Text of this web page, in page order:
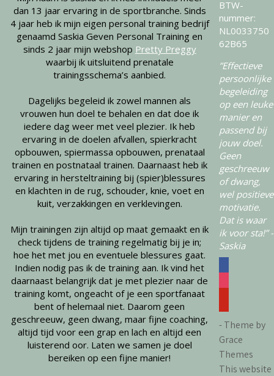
dan 13 jaar ervaring in de sportbranche. Sinds
4 jaar heb ik mijn eigen personal training bedrijf
genaamd Saskia Geven Personal Training en
sinds 2 jaar mijn webshop Pretty Preggy
waarbij ik uitsluitend prenatale
trainingsschema’s aanbied.
Dagelijks begeleid ik zowel mannen als
vrouwen hun doel te behalen en dat doe ik
iedere dag weer met veel plezier. Ik heb
ervaring in de doelen afvallen, spierkracht
opbouwen, spiermassa opbouwen, prenataal
trainen en postnataal trainen. Daarnaast heb ik
ervaring in hersteltraining bij (spier)blessures
en klachten in de rug, schouder, knie, voet en
kuit, verzakkingen en verklevingen.
Mijn trainingen zijn altijd op maat gemaakt en ik
check tijdens de training regelmatig bij je in;
hoe het met jou en eventuele blessures gaat.
Indien nodig pas ik de training aan. Ik vind het
daarnaast belangrijk dat je met plezier naar de
training komt, ongeacht of je een sportfanaat
bent of helemaal niet. Daarom geen
geschreeuw, geen dwang, maar fijne coaching,
altijd tijd voor een grap en lach en altijd een
luisterend oor. Laten we samen je doel
bereiken op een fijne manier!
BTW-
nummer:
NL0033750
62B65
”Effectieve
persoonlijke
begeleiding
op een leuke
manier en
passend bij
jouw doel.
Geen
geschreeuw
of dwang,
wel positieve
motivatie.
Dat is waar
ik voor sta!” -
Saskia
- Theme by
Grace
Themes
This website